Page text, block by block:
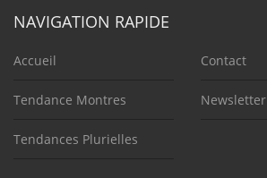
NAVIGATION RAPIDE
Accueil
Tendance Montres
Tendances Plurielles
Contact
Newsletter